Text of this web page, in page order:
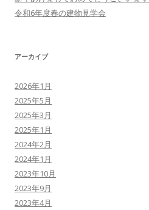
令和6年度春の建物見学会
アーカイブ
2026年1月
2025年5月
2025年3月
2025年1月
2024年2月
2024年1月
2023年10月
2023年9月
2023年4月